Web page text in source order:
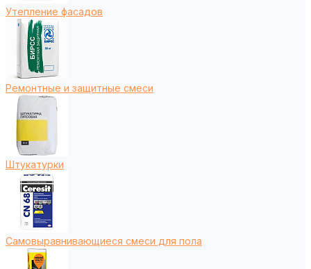
Утепление фасадов
Ремонтные и защитные смеси
Штукатурки
Самовыравнивающиеся смеси для пола